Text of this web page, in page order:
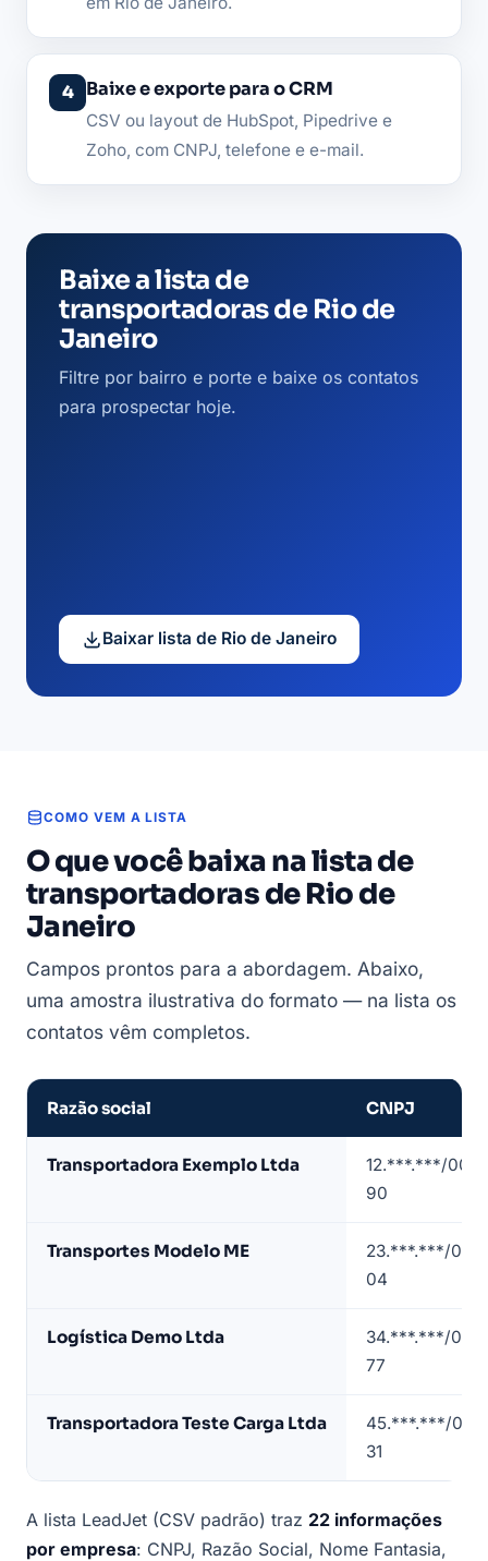
Baixe e exporte para o CRM
CSV ou layout de HubSpot, Pipedrive e
Zoho, com CNPJ, telefone e e-mail.
Baixe a lista de
transportadoras de Rio de
Janeiro
Filtre por bairro e porte e baixe os contatos
para prospectar hoje.
Baixar lista de Rio de Janeiro
COMO VEM A LISTA
O que você baixa na lista de
transportadoras de Rio de
Janeiro
Campos prontos para a abordagem. Abaixo,
uma amostra ilustrativa do formato — na lista os
contatos vêm completos.
transportadoras
Razão social CNPJ
Transportadora Exemplo Ltda
12.***.***/
90
Transportes Modelo ME
23.***.***/
04
Logística Demo Ltda
34.***.***/
77
Transportadora Teste Carga Ltda
45.***.***/
31
A lista LeadJet (CSV padrão) traz 22 informações
por empresa: CNPJ, Razão Social, Nome Fantasia,